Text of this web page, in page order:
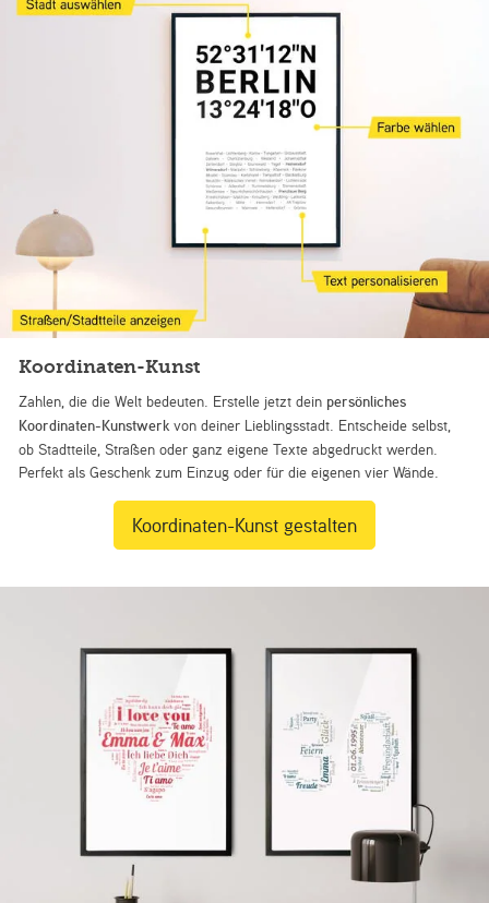
Koordinaten-Kunst
Zahlen, die die Welt bedeuten. Erstelle jetzt dein persönliches
Koordinaten-Kunstwerk von deiner Lieblingsstadt. Entscheide selbst,
ob Stadtteile, Straßen oder ganz eigene Texte abgedruckt werden.
Perfekt als Geschenk zum Einzug oder für die eigenen vier Wände.
Koordinaten-Kunst gestalten